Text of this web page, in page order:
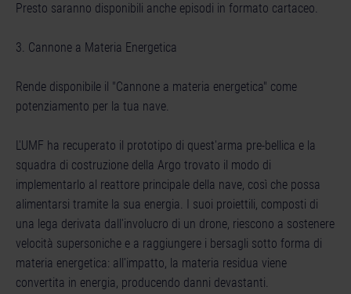
Presto saranno disponibili anche episodi in formato cartaceo.
3. Cannone a Materia Energetica
Rende disponibile il "Cannone a materia energetica" come
potenziamento per la tua nave.
L'UMF ha recuperato il prototipo di quest'arma pre-bellica e la
squadra di costruzione della Argo trovato il modo di
implementarlo al reattore principale della nave, così che possa
alimentarsi tramite la sua energia. I suoi proiettili, composti di
una lega derivata dall'involucro di un drone, riescono a sostenere
velocità supersoniche e a raggiungere i bersagli sotto forma di
materia energetica: all'impatto, la materia residua viene
convertita in energia, producendo danni devastanti.